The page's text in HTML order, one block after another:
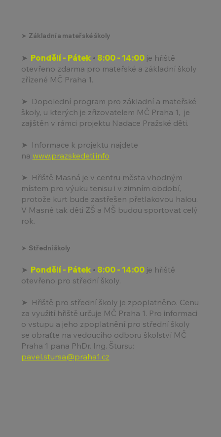
➤ Pondělí - Pátek • 8:00 - 14:00je hřiště
otevřeno zdarma pro mateřské a základní školy
zřízené MČ Praha 1.
➤ Dopolední program pro základní a mateřské
školy, u kterých je zřizovatelem MČ Praha 1, je
zajištěn v rámci projektu Nadace Pražské děti.
➤ Informace k projektu najdete
na www.prazskedeti.info
➤ Hřiště Masná je v centru města vhodným
místem pro výuku tenisu i v zimním období,
protože kurt bude zastřešen přetlakovou halou.
V Masné tak děti ZŠ a MŠ budou sportovat celý
rok.
➤ Základní a mateřské školy
➤ Střední školy
➤ Pondělí - Pátek • 8:00 - 14:00je hřiště
otevřeno pro střední školy.
➤ Hřiště pro střední školy je zpoplatněno. Cenu
za využití hřiště určuje MČ Praha 1. Pro informaci
o vstupu a jeho zpoplatnění pro střední školy
se obraťte na vedoucího odboru školství MČ
Praha 1 pana PhDr. Ing. Štursu:
pavel.stursa@praha1.cz